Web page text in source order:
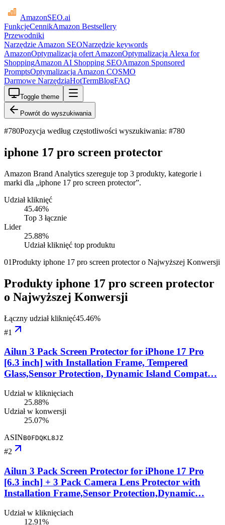
AmazonSEO.ai
FunkcjeCennikAmazon Bestsellery
Przewodniki
Narzędzie Amazon SEONarzędzie keywords
AmazonOptymalizacja ofert AmazonOptymalizacja Alexa for
ShoppingAmazon AI Shopping SEOAmazon Sponsored
PromptsOptymalizacja Amazon COSMO
Darmowe NarzędziaHotTermBlogFAQ
Toggle theme
Powrót do wyszukiwania
#780Pozycja według częstotliwości wyszukiwania: #780
iphone 17 pro screen protector
Amazon Brand Analytics szereguje top 3 produkty, kategorie i
marki dla „iphone 17 pro screen protector”.
Udział kliknięć
45.46%
Top 3 łącznie
Lider
25.88%
Udział kliknięć top produktu
01Produkty iphone 17 pro screen protector o Najwyższej Konwersji
Produkty iphone 17 pro screen protector
o Najwyższej Konwersji
Łączny udział kliknięć45.46%
#1
Ailun 3 Pack Screen Protector for iPhone 17 Pro
[6.3 inch] with Installation Frame, Tempered
Glass,Sensor Protection, Dynamic Island Compat…
Udział w kliknięciach
25.88%
Udział w konwersji
25.07%
ASINB0FDQKL8JZ
#2
Ailun 3 Pack Screen Protector for iPhone 17 Pro
[6.3 inch] + 3 Pack Camera Lens Protector with
Installation Frame,Sensor Protection,Dynamic…
Udział w kliknięciach
12.91%